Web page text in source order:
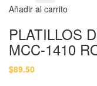
Añadir al carrito
PLATILLOS
MCC-1410
$89.50